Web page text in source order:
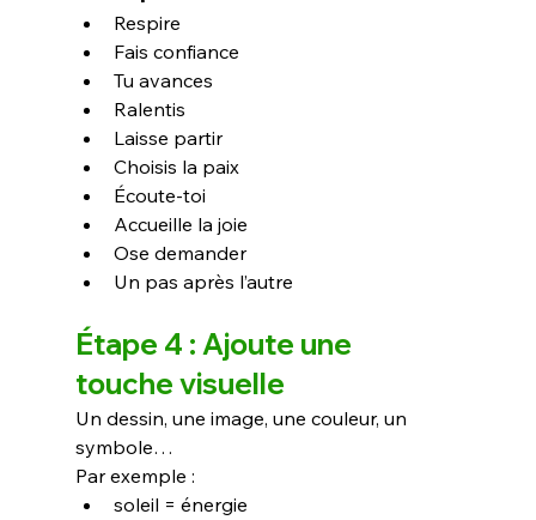
Respire
Fais confiance
Tu avances
Ralentis
Laisse partir
Choisis la paix
Écoute-toi
Accueille la joie
Ose demander
Un pas après l’autre
Étape 4 : Ajoute une
touche visuelle
Un dessin, une image, une couleur, un
symbole…
Par exemple :
soleil = énergie